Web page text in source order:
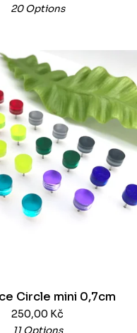
20 Options
Circle mini 0,7cm
250,00 Kč
11 Options